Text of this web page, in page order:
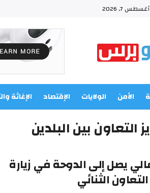
7, 2026
الأمن الولايات الإقتصاد الإغاثة
التعاون بين البلدين
يصل إلى الدوحة في زيارة
الثنائي